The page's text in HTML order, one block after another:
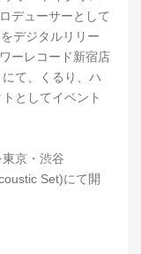
デューサーとして
デジタルリリー
ーレコード新宿店
て、くるり、ハ
としてイベント
京・渋谷
Set)にて開